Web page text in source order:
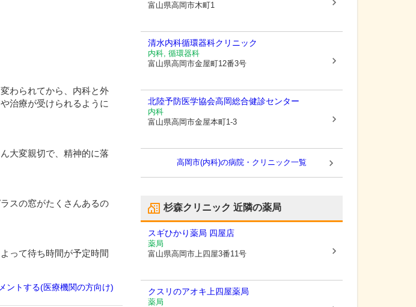
わられてから、内科と外
治療が受けられるように
大変親切で、精神的に落
スの窓がたくさんあるの
って待ち時間が予定時間
ントする(医療機関の方向け)
富山県高岡市木町1
清水内科循環器科クリニック
内科, 循環器科
富山県高岡市金屋町12番3号
北陸予防医学協会高岡総合健診センター
内科
富山県高岡市金屋本町1-3
高岡市(内科)の病院・クリニック一覧
杉森クリニック 近隣の薬局
スギひかり薬局 四屋店
薬局
富山県高岡市上四屋3番11号
クスリのアオキ上四屋薬局
薬局